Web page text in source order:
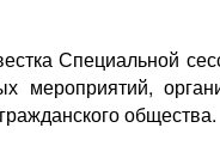
Специальной
мероприятий,
общества.